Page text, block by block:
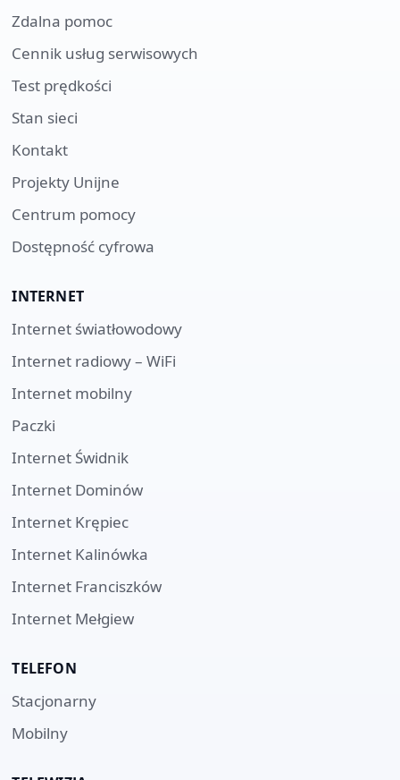
Zdalna pomoc
Cennik usług serwisowych
Test prędkości
Stan sieci
Kontakt
Projekty Unijne
Centrum pomocy
Dostępność cyfrowa
INTERNET
Internet światłowodowy
Internet radiowy – WiFi
Internet mobilny
Paczki
Internet Świdnik
Internet Dominów
Internet Krępiec
Internet Kalinówka
Internet Franciszków
Internet Mełgiew
TELEFON
Stacjonarny
Mobilny